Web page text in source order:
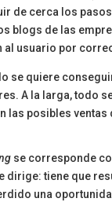
de cerca los
de las
al usuario por
se quiere
A la larga, todo
las posibles
se corresponde
tiene que
una